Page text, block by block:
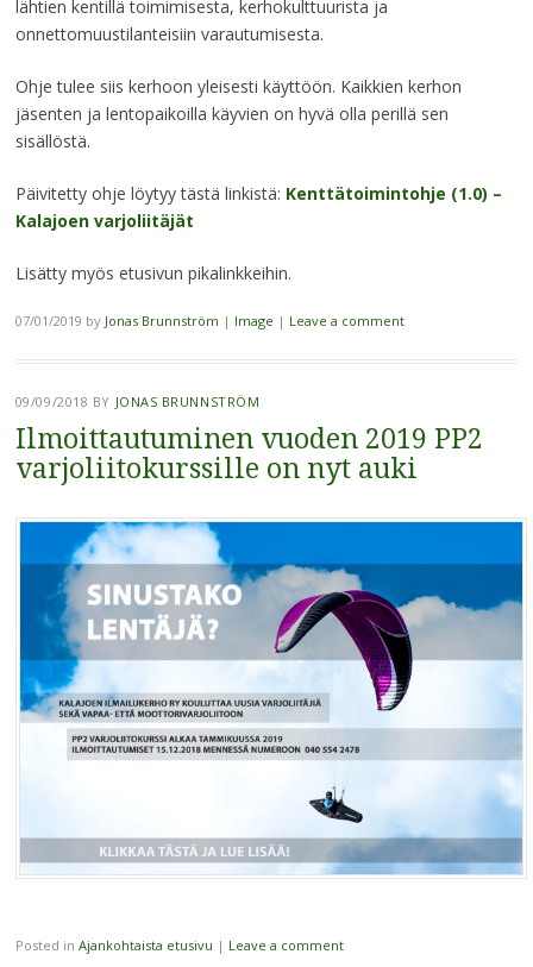
lähtien kentillä toimimisesta, kerhokulttuurista ja
onnettomuustilanteisiin varautumisesta.
Ohje tulee siis kerhoon yleisesti käyttöön. Kaikkien kerhon
jäsenten ja lentopaikoilla käyvien on hyvä olla perillä sen
sisällöstä.
Päivitetty ohje löytyy tästä linkistä: Kenttätoimintohje (1.0) –
Kalajoen varjoliitäjät
Lisätty myös etusivun pikalinkkeihin.
07/01/2019 by Jonas Brunnström | Image | Leave a comment
09/09/2018 BY JONAS BRUNNSTRÖM
Ilmoittautuminen vuoden 2019 PP2
varjoliitokurssille on nyt auki
Posted in Ajankohtaista etusivu | Leave a comment